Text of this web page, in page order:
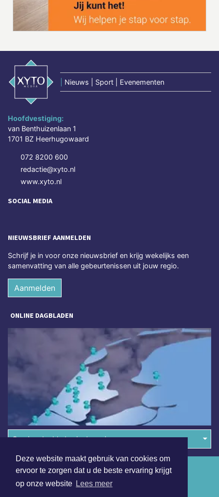
Deze website maakt gebruik van cookies om
ervoor te zorgen dat u de beste ervaring krijgt
op onze website Lees meer
Nieuws | Sport | Evenementen
Hoofdvestiging:
van Benthuizenlaan 1
1701 BZ Heerhugowaard
072 8200 600
redactie@xyto.nl
www.xyto.nl
SOCIAL MEDIA
NIEUWSBRIEF AANMELDEN
Schrijf je in voor onze nieuwsbrief en krijg wekelijks een
samenvatting van alle gebeurtenissen uit jouw regio.
Aanmelden
ONLINE DAGBLADEN
Overige dagbladen in de regio
Algemene voorwaarden
Disclaimer